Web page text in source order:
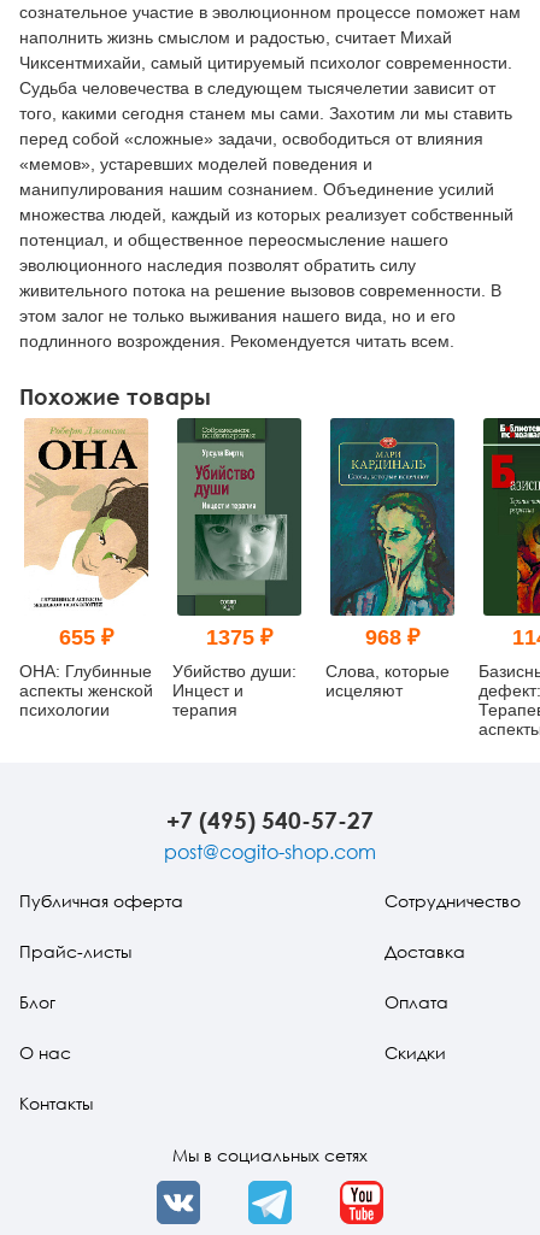
сознательное участие в эволюционном процессе поможет нам
наполнить жизнь смыслом и радостью, считает Михай
Чиксентмихайи, самый цитируемый психолог современности.
Судьба человечества в следующем тысячелетии зависит от
того, какими сегодня станем мы сами. Захотим ли мы ставить
перед собой «сложные» задачи, освободиться от влияния
«мемов», устаревших моделей поведения и
манипулирования нашим сознанием. Объединение усилий
множества людей, каждый из которых реализует собственный
потенциал, и общественное переосмысление нашего
эволюционного наследия позволят обратить силу
живительного потока на решение вызовов современности. В
этом залог не только выживания нашего вида, но и его
подлинного возрождения. Рекомендуется читать всем.
Похожие товары
655 ₽
ОНА: Глубинные
аспекты женской
психологии
1375 ₽
Убийство души:
Инцест и
терапия
968 ₽
Слова, которые
исцеляют
дефект:
+7 (495) 540-57-27
post@cogito-shop.com
Публичная оферта
Прайс-листы
Блог
О нас
Контакты
Сотрудничество
Доставка
Оплата
Скидки
Мы в социальных сетях
VK Telegram YouTube